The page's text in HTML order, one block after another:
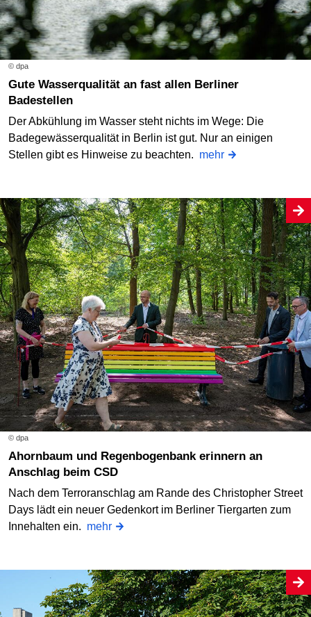
© dpa
Gute Wasserqualität an fast allen Berliner
Badestellen
Der Abkühlung im Wasser steht nichts im Wege: Die
Badegewässerqualität in Berlin ist gut. Nur an einigen
Stellen gibt es Hinweise zu beachten. mehr
© dpa
Ahornbaum und Regenbogenbank erinnern an
Anschlag beim CSD
Nach dem Terroranschlag am Rande des Christopher Street
Days lädt ein neuer Gedenkort im Berliner Tiergarten zum
Innehalten ein. mehr